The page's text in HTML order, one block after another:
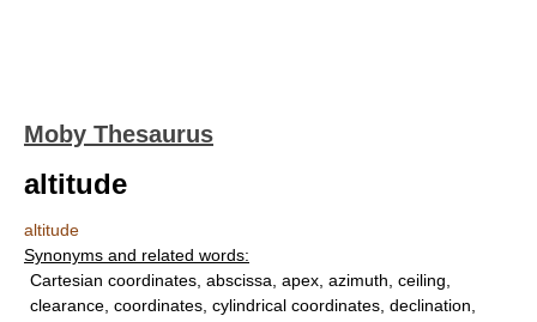
Moby Thesaurus
altitude
altitude
Synonyms and related words:
Cartesian coordinates, abscissa, apex, azimuth, ceiling,
clearance, coordinates, cylindrical coordinates, declination,